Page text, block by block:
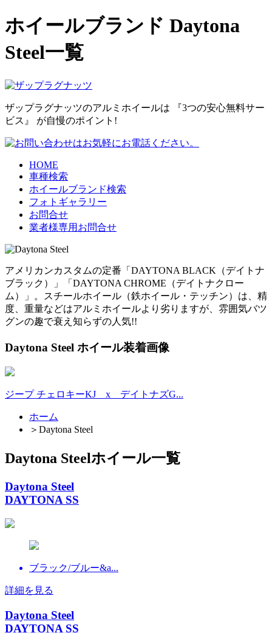
ホイールブランド Daytona
Steel一覧
ザップラグナッツのアルミホイールは
『3つの安心無料サー
ビス』 が自慢のポイント!
HOME
車種検索
ホイールブランド検索
フォトギャラリー
お問合せ
業者様専用お問合せ
アメリカンカスタムの定番「DAYTONA BLACK（デイトナ
ブラック）」「DAYTONA CHROME（デイトナクロー
ム）」。スチールホイール（鉄ホイール・テッチン）は、精
度、重量などはアルミホイールより劣りますが、雰囲気バツ
グンの趣で衰え知らずの人気!!
Daytona Steel ホイール装着画像
ジープ チェロキーKJ x デイトナズG...
ホーム
＞ Daytona Steel
Daytona Steelホイール一覧
Daytona Steel
DAYTONA SS
ブラック/ブルー&a...
詳細を見る
Daytona Steel
DAYTONA SS